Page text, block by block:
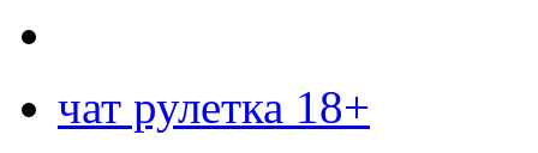
чат рулетка 18+